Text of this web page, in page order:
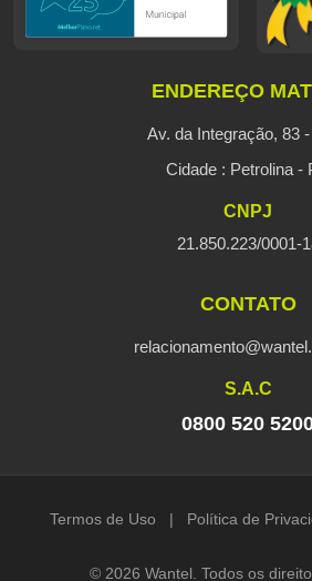
ENDEREÇO
Av. da Integração, 83
Cidade : Petrolina -
CNPJ
21.850.223/0001-
CONTATO
S.A.C
0800 520
Termos de Uso | Política de
© 2026 Wantel. Todos os